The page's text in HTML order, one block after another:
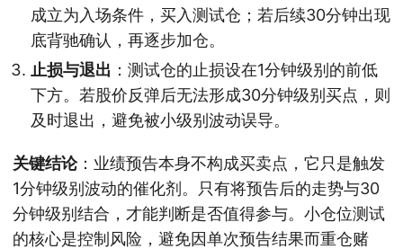
成立为入场条件，买入测试仓；若后续30分钟出现
底背驰确认，再逐步加仓。
止损与退出 ：测试仓的止损设在1分钟级别的前低
下方。若股价反弹后无法形成30分钟级别买点，则
及时退出，避免被小级别波动误导。
关键结论：业绩预告本身不构成买卖点，它只是触发
1分钟级别波动的催化剂。只有将预告后的走势与30
分钟级别结合，才能判断是否值得参与。小仓位测试
的核心是控制风险，避免因单次预告结果而重仓赌